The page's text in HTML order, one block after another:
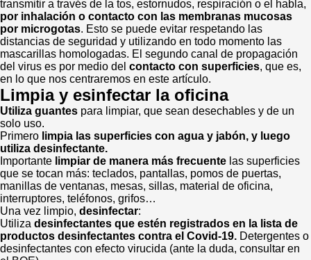
transmitir a través de la tos, estornudos, respiración o el habla,
por inhalación o contacto con las membranas mucosas
por microgotas. Esto se puede evitar respetando las
distancias de seguridad y utilizando en todo momento las
mascarillas homologadas. El segundo canal de propagación
del virus es por medio del contacto con superficies, que es,
en lo que nos centraremos en este artículo.
Limpia y esinfectar la oficina
Utiliza guantes para limpiar, que sean desechables y de un
solo uso.
Primero limpia las superficies con agua y jabón, y luego
utiliza desinfectante.
Importante limpiar de manera más frecuente las superficies
que se tocan más: teclados, pantallas, pomos de puertas,
manillas de ventanas, mesas, sillas, material de oficina,
interruptores, teléfonos, grifos…
Una vez limpio, desinfectar:
Utiliza desinfectantes que estén registrados en la lista de
productos desinfectantes contra el Covid-19. Detergentes o
desinfectantes con efecto virucida (ante la duda, consultar en